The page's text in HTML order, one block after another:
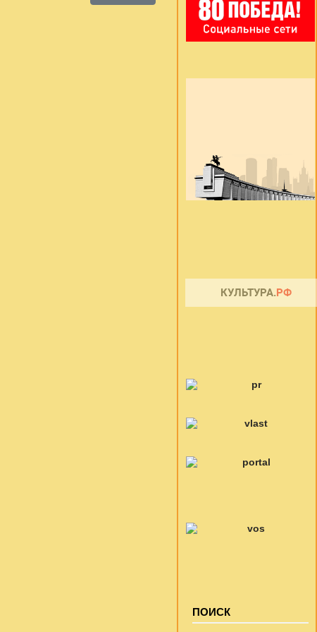
ПОИСК